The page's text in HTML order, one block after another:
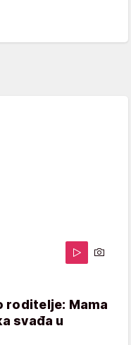
roditelje: Mama
svađa u